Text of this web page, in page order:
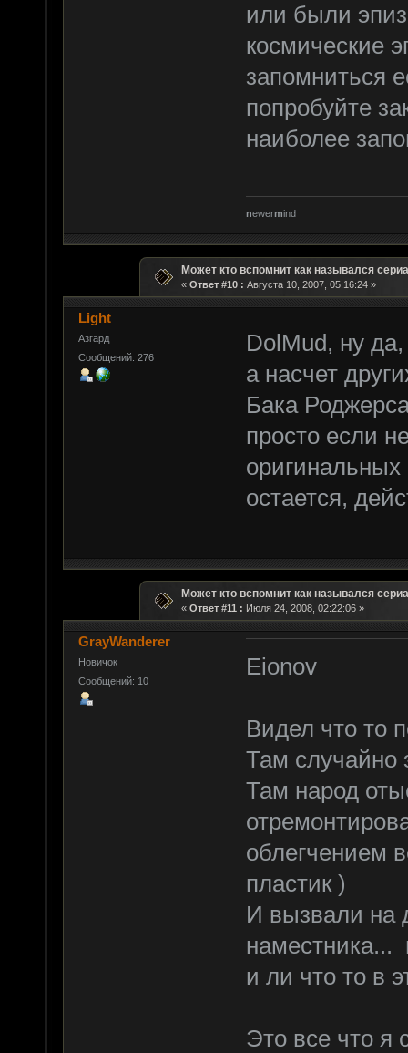
или были
космические
запомниться
попробуйте
наиболее
newermind
Может кто вспомнит как назывался
« Ответ #10 : Августа 10, 2007, 05:16:24 »
Light
Азгард
Сообщений: 276
DolMud, ну
а насчет
Бака
просто если
остается,
Может кто вспомнит как назывался
« Ответ #11 : Июля 24, 2008, 02:22:06 »
GrayWanderer
Новичок
Сообщений: 10
Eionov
Видел что то
Там
Там народ
облегчением
пластик )
И вызвали на
и ли что то в
Это все что я